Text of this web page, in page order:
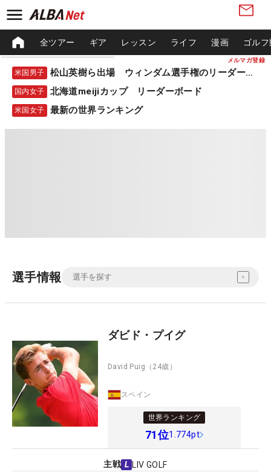
メルマガ登録
全ツアー ギア レッスン ライフ 漫画 ゴル
米国男子 松山英樹ら出場 ウィンダム選手権のリーダーボード
国内女子 北海道meijiカップ リーダーボード
米国女子 最新の世界ランキング
選手情報
ダビド・プイグ
David Puig （24歳）
スペイン
世界ランキング
71位1.774pt
主戦 LIV GOLF